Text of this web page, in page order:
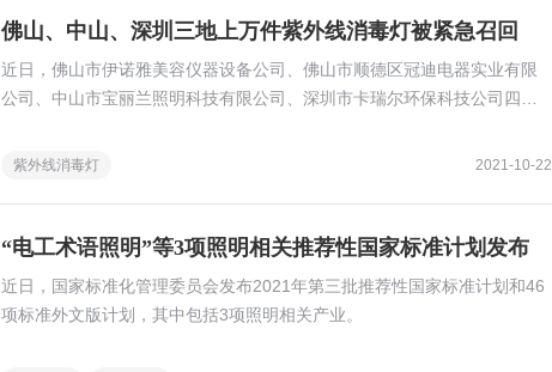
佛山、中山、深圳三地上万件紫外线消毒灯被紧急召回
近日，佛山市伊诺雅美容仪器设备公司、佛山市顺德区冠迪电器实业有限
公司、中山市宝丽兰照明科技有限公司、深圳市卡瑞尔环保科技公司四家
线消毒灯产品共14256件。
紫外线消毒灯 2021-10-22
“电工术语照明”等3项照明相关推荐性国家标准计划发布
近日，国家标准化管理委员会发布2021年第三批推荐性国家标准计划和46
项标准外文版计划，其中包括3项照明相关产业。